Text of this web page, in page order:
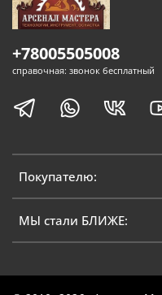
Покупателю:
МЫ стали БЛИЖЕ:
+78005505008
справочная: звонок бесплатный